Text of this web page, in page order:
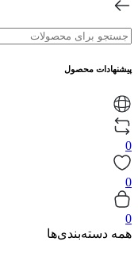
پیشنهادات محصول
0
0
0
همه دسته‌بندی‌ها